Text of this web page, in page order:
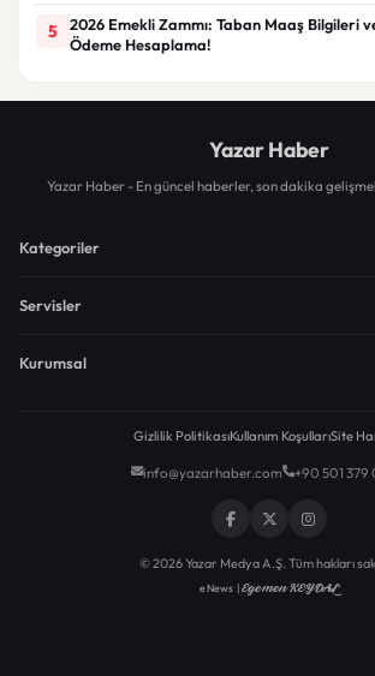
5
2026 Emekli Zammı: Taban Maaş Bilgileri
Ödeme Hesaplama!
Yazar Haber
Yazar Haber - En güncel haberler, son dakika
Kategoriler
Servisler
Kurumsal
Gizlilik PolitikasıKullanım KoşullarıSite
info@yazarhaber.com +90 501 379
© 2026 Yazar Medya A.Ş. Tüm hakları
eNews |Egemen KEYDAL